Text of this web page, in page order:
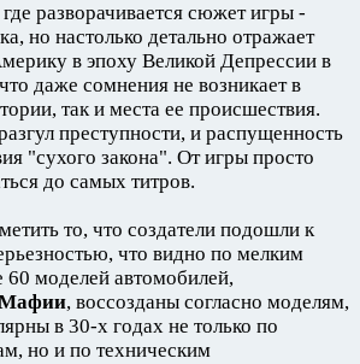
разворачивается сюжет игры -
но настолько детально отражает
в эпоху Великой Депрессии в
даже сомнения не возникает в
так и места ее происшествия.
преступности, и распущенность
"сухого закона". От игры просто
до самых титров.
то, что создатели подошли к
что видно по мелким
моделей автомобилей,
, воссозданы согласно моделям,
в 30-х годах не только по
но и по техническим